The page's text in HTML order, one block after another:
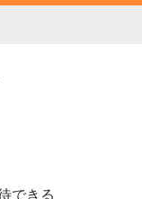
できる